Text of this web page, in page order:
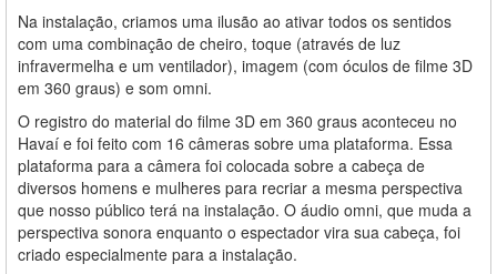
Na instalação, criamos uma ilusão ao ativar todos os sentidos
com uma combinação de cheiro, toque (através de luz
infravermelha e um ventilador), imagem (com óculos de filme 3D
em 360 graus) e som omni.
O registro do material do filme 3D em 360 graus aconteceu no
Havaí e foi feito com 16 câmeras sobre uma plataforma. Essa
plataforma para a câmera foi colocada sobre a cabeça de
diversos homens e mulheres para recriar a mesma perspectiva
que nosso público terá na instalação. O áudio omni, que muda a
perspectiva sonora enquanto o espectador vira sua cabeça, foi
criado especialmente para a instalação.